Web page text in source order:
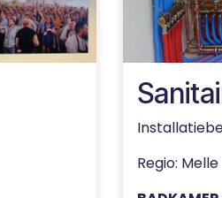
Regio: Melle